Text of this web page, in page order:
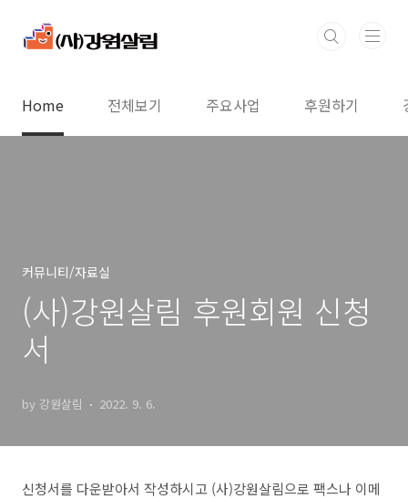
Home 전체보기 주요사업 후원하기
커뮤니티/자료실
(사)강원살림 후원회원 신청
서
by 강원살림 2022. 9. 6.
신청서를 다운받아서 작성하시고 (사)강원살림으로 팩스나 이메